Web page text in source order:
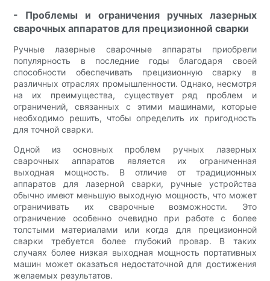
- Проблемы и ограничения ручных лазерных
сварочных аппаратов для прецизионной сварки
Ручные лазерные сварочные аппараты приобрели
популярность в последние годы благодаря своей
способности обеспечивать прецизионную сварку в
различных отраслях промышленности. Однако, несмотря
на их преимущества, существует ряд проблем и
ограничений, связанных с этими машинами, которые
необходимо решить, чтобы определить их пригодность
для точной сварки.
Одной из основных проблем ручных лазерных
сварочных аппаратов является их ограниченная
выходная мощность. В отличие от традиционных
аппаратов для лазерной сварки, ручные устройства
обычно имеют меньшую выходную мощность, что может
ограничивать их сварочные возможности. Это
ограничение особенно очевидно при работе с более
толстыми материалами или когда для прецизионной
сварки требуется более глубокий провар. В таких
случаях более низкая выходная мощность портативных
машин может оказаться недостаточной для достижения
желаемых результатов.